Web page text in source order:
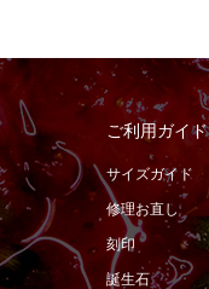
ご利用ガイド
サイズガイド
修理お直し
刻印
誕生石